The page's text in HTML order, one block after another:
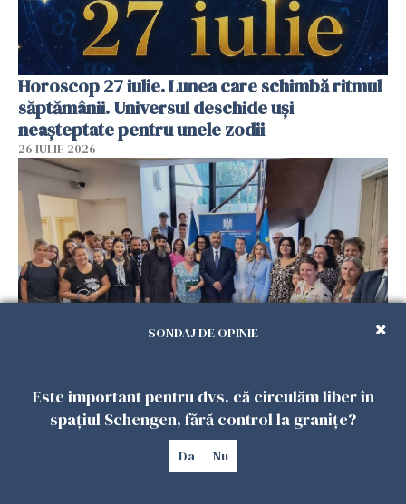
Horoscop 27 iulie. Lunea care schimbă ritmul
săptămânii. Universul deschide uși
neașteptate pentru unele zodii
26 IULIE 2026
Consulatul României la Roma promite
intervenții în doar 24 de ore
SONDAJ DE OPINIE
Este important pentru dvs. că circulăm liber în
spațiul Schengen, fără control la granițe?
Da Nu